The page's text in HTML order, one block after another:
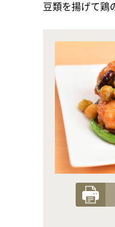
豆類を揚げて鶏